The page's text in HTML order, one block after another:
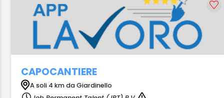
CAPOCANTIERE
A soli 4 km da Giardinello